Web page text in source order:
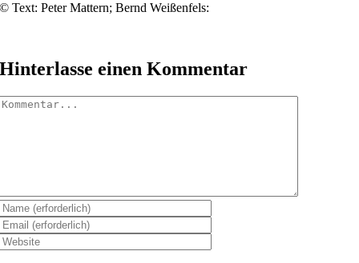
© Text: Peter Mattern; Bernd Weißenfels:
Hinterlasse einen Kommentar